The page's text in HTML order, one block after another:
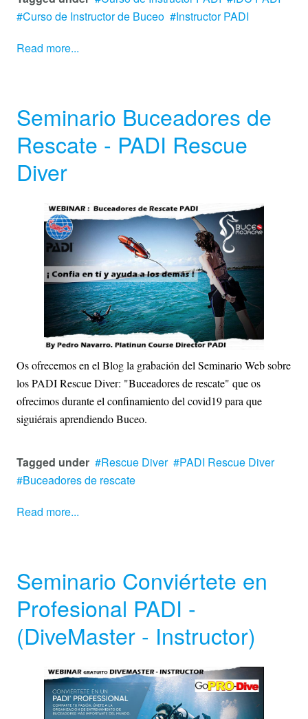
Curso de Instructor de Buceo
Instructor PADI
Read more...
Seminario Buceadores de
Rescate - PADI Rescue
Diver
Os ofrecemos en el Blog la grabación del Seminario Web sobre
los PADI Rescue Diver: "Buceadores de rescate" que os
ofrecimos durante el confinamiento del covid19 para que
siguiérais aprendiendo Buceo.
Tagged under Rescue Diver
PADI Rescue Diver
Buceadores de rescate
Read more...
Seminario Conviértete en
Profesional PADI -
(DiveMaster - Instructor)